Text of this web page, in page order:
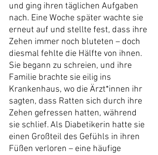
und ging ihren täglichen Aufgaben
nach. Eine Woche später wachte sie
erneut auf und stellte fest, dass ihre
Zehen immer noch bluteten – doch
diesmal fehlte die Hälfte von ihnen.
Sie begann zu schreien, und ihre
Familie brachte sie eilig ins
Krankenhaus, wo die Ärzt*innen ihr
sagten, dass Ratten sich durch ihre
Zehen gefressen hatten, während
sie schlief. Als Diabetikerin hatte sie
einen Großteil des Gefühls in ihren
Füßen verloren – eine häufige